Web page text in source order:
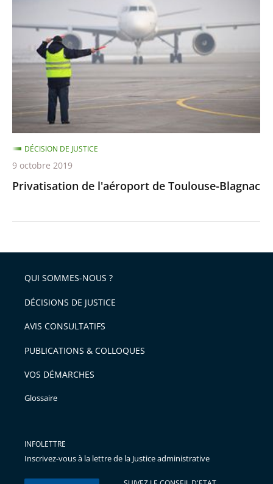
Toulouse-
Blagnac
Privatisation de l'aéroport de Toulouse-Blagnac
DÉCISION DE JUSTICE
9 octobre 2019
QUI SOMMES-NOUS ?
DÉCISIONS DE JUSTICE
AVIS CONSULTATIFS
PUBLICATIONS & COLLOQUES
VOS DÉMARCHES
Glossaire
INFOLETTRE
Inscrivez-vous à la lettre de la Justice administrative